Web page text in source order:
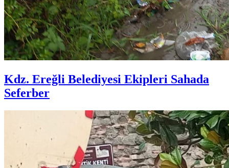
Kdz. Ereğli Belediyesi Ekipleri Sahada
Seferber